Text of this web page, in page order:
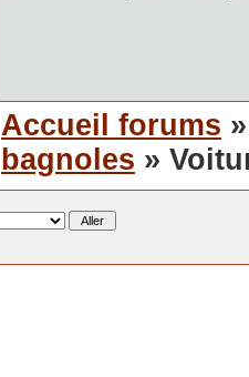
Accueil forums
bagnoles »